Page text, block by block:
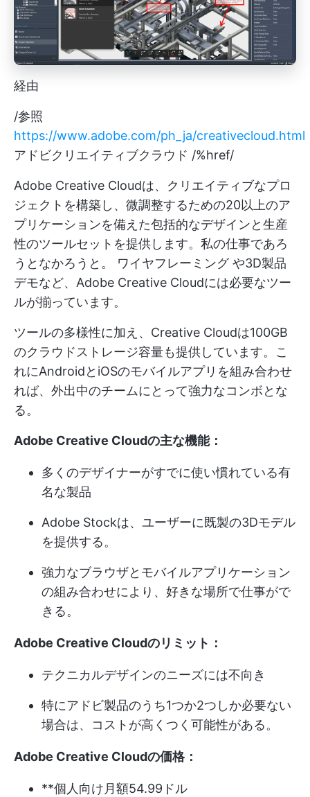
経由
/参照
https://www.adobe.com/ph_ja/creativecloud.html
アドビクリエイティブクラウド /%href/
Adobe Creative Cloudは、クリエイティブなプロ
ジェクトを構築し、微調整するための20以上のア
プリケーションを備えた包括的なデザインと生産
性のツールセットを提供します。私の仕事であろ
うとなかろうと。 ワイヤフレーミングや3D製品
デモなど、Adobe Creative Cloudには必要なツー
ルが揃っています。
ツールの多様性に加え、Creative Cloudは100GB
のクラウドストレージ容量も提供しています。こ
れにAndroidとiOSのモバイルアプリを組み合わせ
れば、外出中のチームにとって強力なコンボとな
る。
Adobe Creative Cloudの主な機能：
多くのデザイナーがすでに使い慣れている有
名な製品
Adobe Stockは、ユーザーに既製の3Dモデル
を提供する。
強力なブラウザとモバイルアプリケーション
の組み合わせにより、好きな場所で仕事がで
きる。
Adobe Creative Cloudのリミット：
テクニカルデザインのニーズには不向き
特にアドビ製品のうち1つか2つしか必要ない
場合は、コストが高くつく可能性がある。
Adobe Creative Cloudの価格：
**個人向け月額54.99ドル